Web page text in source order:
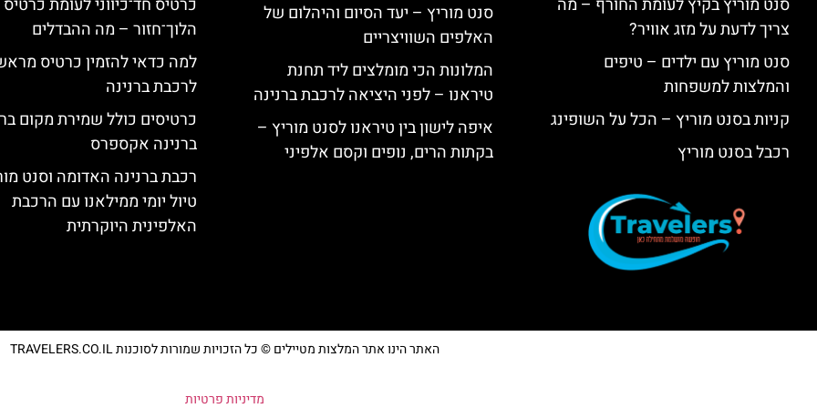
סנט מוריץ בקיץ לעומת החורף – מה
צריך לדעת על מזג אוויר?
סנט מוריץ עם ילדים – טיפים
והמלצות למשפחות
קניות בסנט מוריץ – הכל על השופינג
רכבל בסנט מוריץ
סנט מוריץ – יעד הסיום והיהלום של
האלפים השוויצריים
המלונות הכי מומלצים ליד תחנת
טיראנו – לפני היציאה לרכבת ברנינה
איפה לישון בין טיראנו לסנט מוריץ –
בקתות הרים, נופים וקסם אלפיני
כרטיס חד־כיווני לעומת כרטיס
הלוך־חזור – מה ההבדלים
למה כדאי להזמין כרטיס
לרכבת ברנינה
כרטיסים כולל שמירת מקום
ברנינה אקספרס
רכבת ברנינה האדומה וסנט
טיול יומי ממילאנו עם הרכבת
האלפינית היוקרתית
האתר הינו אתר המלצות מטיילים © כל הזכויות שמורות לסוכנות TRAVELERS.CO.IL
מדיניות פרטיות